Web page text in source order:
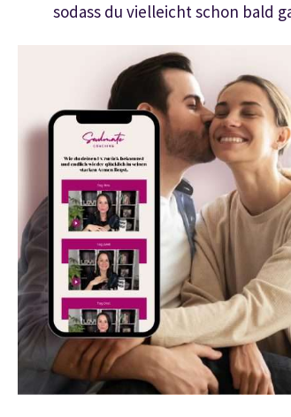
sodass du vielleicht schon bald